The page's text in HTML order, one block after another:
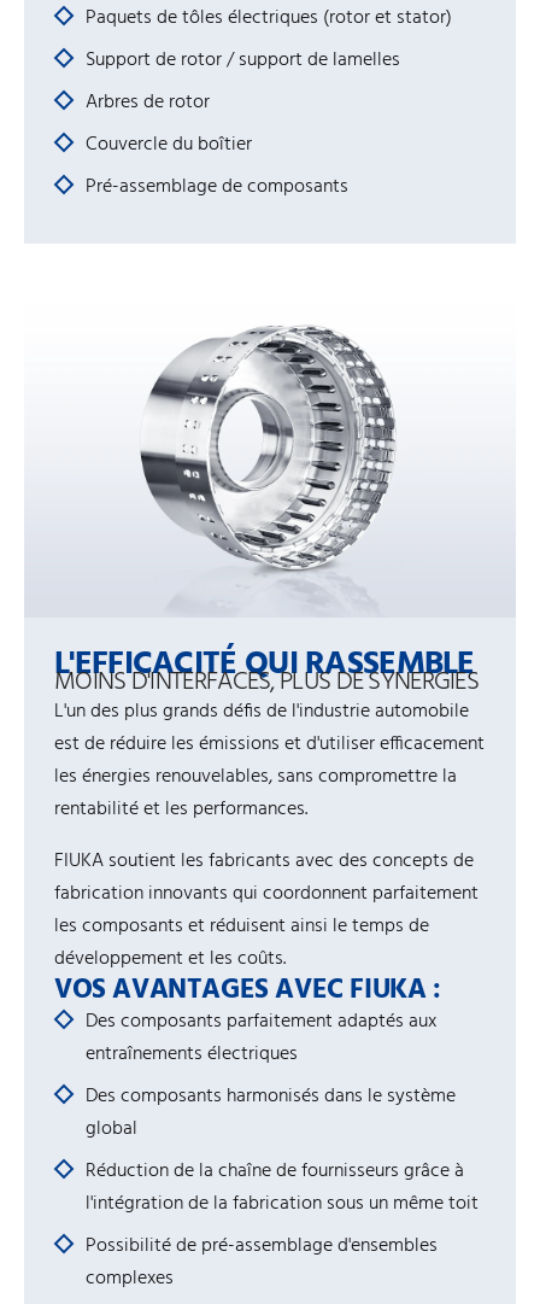
Paquets de tôles électriques (rotor et stator)
Support de rotor / support de lamelles
Arbres de rotor
Couvercle du boîtier
Pré-assemblage de composants
L'EFFICACITÉ QUI RASSEMBLE
MOINS D'INTERFACES, PLUS DE SYNERGIES
L'un des plus grands défis de l'industrie automobile
est de réduire les émissions et d'utiliser efficacement
les énergies renouvelables, sans compromettre la
rentabilité et les performances.
FIUKA soutient les fabricants avec des concepts de
fabrication innovants qui coordonnent parfaitement
les composants et réduisent ainsi le temps de
développement et les coûts.
VOS AVANTAGES AVEC FIUKA :
Des composants parfaitement adaptés aux
entraînements électriques
Des composants harmonisés dans le système
global
Réduction de la chaîne de fournisseurs grâce à
l'intégration de la fabrication sous un même toit
Possibilité de pré-assemblage d'ensembles
complexes